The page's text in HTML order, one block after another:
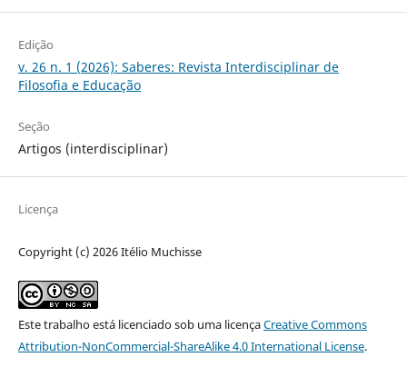
Edição
v. 26 n. 1 (2026): Saberes: Revista Interdisciplinar de
Filosofia e Educação
Seção
Artigos (interdisciplinar)
Licença
Copyright (c) 2026 Itélio Muchisse
Este trabalho está licenciado sob uma licençaCreative Commons
Attribution-NonCommercial-ShareAlike 4.0 International License.